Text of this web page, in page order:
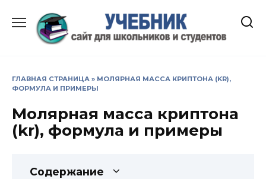
содержанию
ГЛАВНАЯ СТРАНИЦА » МОЛЯРНАЯ МАССА КРИПТОНА (KR),
ФОРМУЛА И ПРИМЕРЫ
Молярная масса криптона
(kr), формула и примеры
Содержание